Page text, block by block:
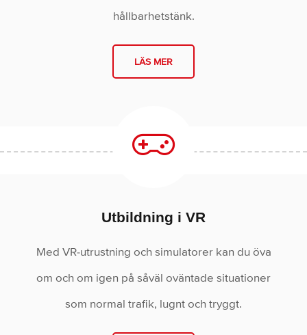
hållbarhetstänk.
LÄS MER
Utbildning i VR
Med VR-utrustning och simulatorer kan du öva
om och om igen på såväl oväntade situationer
som normal trafik, lugnt och tryggt.